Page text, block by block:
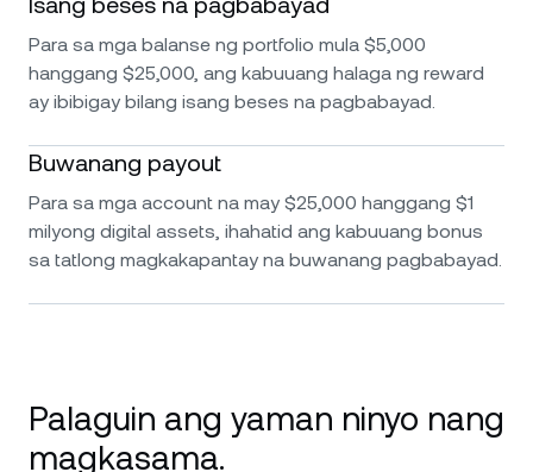
Para sa mga balanse ng portfolio mula $5,000
hanggang $25,000, ang kabuuang halaga ng reward
ay ibibigay bilang isang beses na pagbabayad.
Buwanang payout
Para sa mga account na may $25,000 hanggang $1
milyong digital assets, ihahatid ang kabuuang bonus
sa tatlong magkakapantay na buwanang pagbabayad.
Palaguin ang yaman ninyo nang
magkasama.